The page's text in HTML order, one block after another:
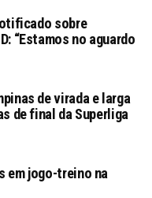
sobre
“Estamos no aguardo
de virada e larga
de final da Superliga
em jogo-treino na